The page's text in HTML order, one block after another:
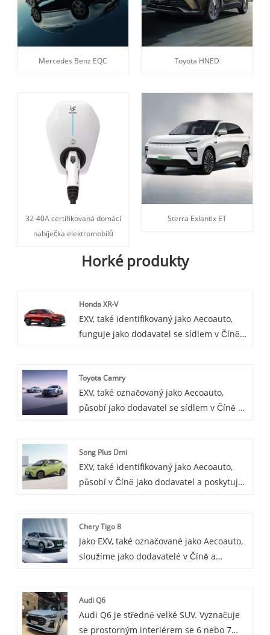
Mercedes Benz EQC Toyota HNED
32-40A certifikovaná domácí
nabíječka elektromobilů
Sterra Exlantix ET
Horké produkty
Honda XR-V
EXV, také identifikovaný jako Aecoauto,
funguje jako dodavatel se sídlem v Číně a
crossover SUV prodávaný primárně v
Číně. Nabízí kombinaci stylu SUV s
agilitou a účinností kompaktního vozu.
Toyota Camry
EXV, také označovaný jako Aecoauto,
působí jako dodavatel se sídlem v Číně a
Camry je luxusní sedan střední velikosti s
vynikající spotřebou paliva a spolehlivostí,
pohodlný a prostorný rodinný vůz, který
Song Plus Dmi
EXV, také identifikovaný jako Aecoauto,
působí v Číně jako dodavatel a poskytuje
Chery Tigo 8
Jako EXV, také označované jako Aecoauto,
sloužíme jako dodavatelé v Číně a
Audi Q6
Audi Q6 je středně velké SUV. Vyznačuje
se prostorným interiérem se 6 nebo 7